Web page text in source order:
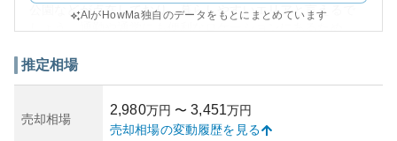
公園などが点在しており、暮らしやすいエリアと言えるで
外観は近代的で、美しく整備されたファサードが印象的で
資産性に関しても、八王子市内での住宅需要の高さから、
安定的に保持される傾向があります。大都市近郊エリアに
AIがHowMa独自のデータをもとにまとめています
推定相場
売却相場
2,980万円 〜 3,451万円
売却相場の変動履歴を見る